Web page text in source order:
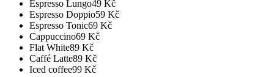
Espresso Lungo49 Kč
Espresso Doppio59 Kč
Espresso Tonic69 Kč
Cappuccino69 Kč
Flat White89 Kč
Caffé Latte89 Kč
Iced coffee99 Kč